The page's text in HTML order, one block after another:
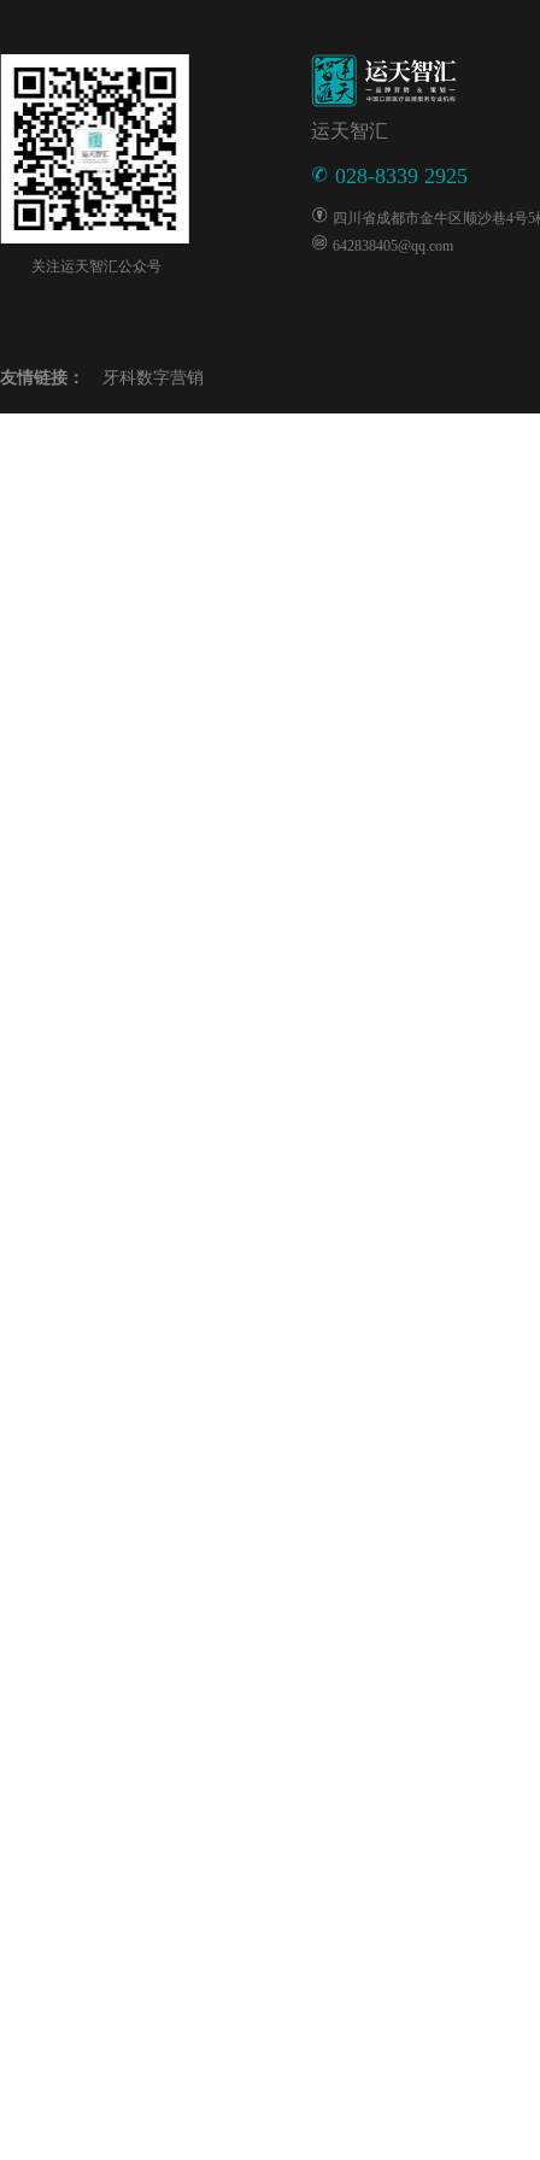
关注运天智汇公众号
运天智汇
028-8339 2925
四川省成都市金牛区顺沙巷4号5
642838405@qq.com
友情链接： 牙科数字营销